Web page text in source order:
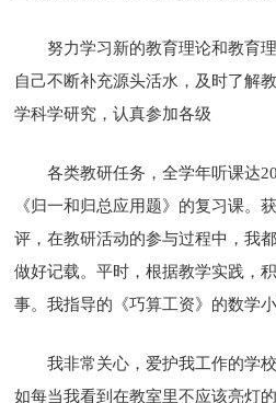
努力学习新的教育理论和教育
自己不断补充源头活水，及时了解
学科学研究，认真参加各级
各类教研任务，全学年听课达
《归一和归总应用题》的复习课。
评，在教研活动的参与过程中，我
做好记载。平时，根据教学实践，
事。我指导的《巧算工资》的数学
我非常关心，爱护我工作的学
如每当我看到在教室里不应该亮灯